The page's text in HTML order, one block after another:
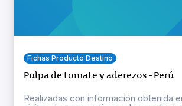
Fichas Producto Destino
Pulpa de tomate y aderezos - Perú
Realizadas con información obtenida